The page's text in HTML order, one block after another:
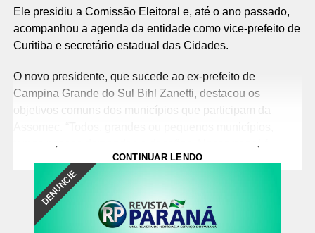
Ele presidiu a Comissão Eleitoral e, até o ano passado,
acompanhou a agenda da entidade como vice-prefeito de
Curitiba e secretário estadual das Cidades.
O novo presidente, que sucede ao ex-prefeito de
Campina Grande do Sul Bihl Zanetti, destacou os
objetivos comuns dos municípios que participam da
temos nossas demandas e desafios. Nosso papel é
avançar na construção de políticas públicas comuns e
solucionar conflitos”, disse.
Integração na prática
CONTINUAR LENDO
DENUNCIE